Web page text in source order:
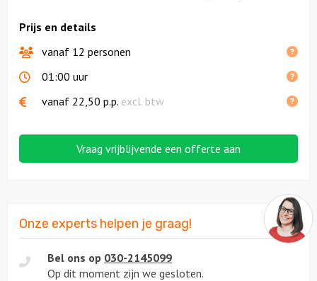
Prijs en details
vanaf 12 personen
01:00 uur
vanaf 22,50 p.p. excl. btw
Vraag vrijblijvende een offerte aan
Onze experts helpen je graag!
Bel ons op 030-2145099
Op dit moment zijn we gesloten.